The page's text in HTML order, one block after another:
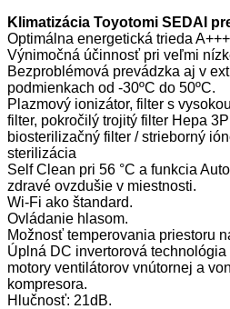
Klimatizácia Toyotomi SEDAI
Optimálna energetická trieda
Výnimočná účinnosť pri veľmi
Bezproblémová prevádzka aj v
podmienkach od -30ºC do 50ºC.
Plazmový ionizátor, filter s
filter, pokročilý trojitý filter Hepa
biosterilizačný filter / strieborný
sterilizácia
Self Clean pri 56 °C a funkcia
zdravé ovzdušie v miestnosti.
Wi-Fi ako štandard.
Ovládanie hlasom.
Možnosť temperovania priestoru
Úplná DC invertorová
motory ventilátorov vnútornej a
kompresora.
Hlučnosť: 21dB.